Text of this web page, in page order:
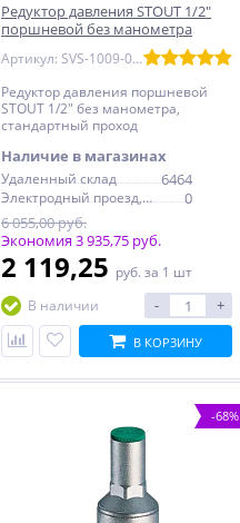
Редуктор давления STOUT 1/2"
поршневой без манометра
Артикул: SVS-1009-000015
Редуктор давления поршневой
STOUT 1/2" без манометра,
стандартный проход
Наличие в магазинах
Удаленный склад 6464
Электродный проезд, 6с1
0
6 055,00 руб.
Экономия 3 935,75 руб.
2 119,25 руб. за 1 шт
В наличии
- +
В КОРЗИНУ
-68%